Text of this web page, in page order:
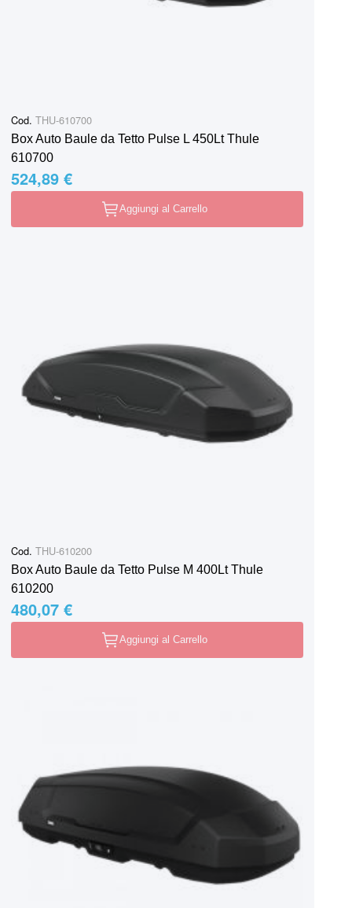
Cod. THU-610700
Box Auto Baule da Tetto Pulse L 450Lt Thule
610700
524,89 €
Aggiungi al Carrello
Cod. THU-610200
Box Auto Baule da Tetto Pulse M 400Lt Thule
610200
480,07 €
Aggiungi al Carrello